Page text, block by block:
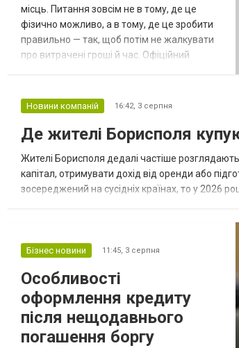
місць. Питання зовсім не в тому, де це
фізично можливо, а в тому, де це зробити
правильно — так, щоб потім не жалкувати
про витрачені гроші й час. Офіційний
здаватися непомітними, але виявляються
критично важливими саме на практиці,
коли доходить до реальної справи. Коли
розкладаєш ці переваги по поличках...
Новини компаній 16:42, 3 серпня
Де жителі Борисполя
Жителі Борисполя дедалі частіше
капітал, отримувати дохід від оренди або
зосереджений на сусідніх країнах, то у 2026
Бізнес новини 11:45, 3 серпня
Особливості
оформлення кредиту
після нещодавнього
погашення боргу